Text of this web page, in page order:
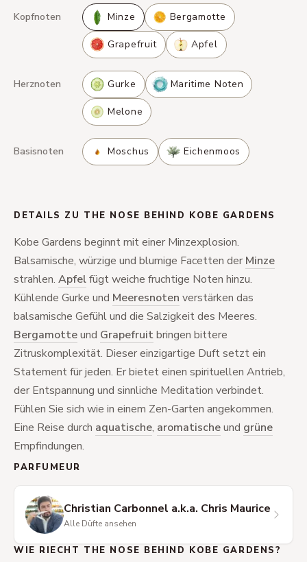
Kopfnoten Minze Bergamotte
Grapefruit Apfel
Herznoten Gurke Maritime Noten
Melone
Basisnoten Moschus Eichenmoos
DETAILS ZU THE NOSE BEHIND KOBE GARDENS
Kobe Gardens beginnt mit einer Minzexplosion.
Balsamische, würzige und blumige Facetten der Minze
strahlen. Apfelfügt weiche fruchtige Noten hinzu.
Kühlende Gurke und Meeresnoten verstärken das
balsamische Gefühl und die Salzigkeit des Meeres.
Bergamotteund Grapefruitbringen bittere
Zitruskomplexität. Dieser einzigartige Duft setzt ein
Statement für jeden. Er bietet einen spirituellen Antrieb,
der Entspannung und sinnliche Meditation verbindet.
Fühlen Sie sich wie in einem Zen-Garten angekommen.
Eine Reise durch aquatische, aromatischeund grüne
Empfindungen.
PARFUMEUR
Christian Carbonnel a.k.a. Chris Maurice
Alle Düfte ansehen
WIE RIECHT THE NOSE BEHIND KOBE GARDENS?